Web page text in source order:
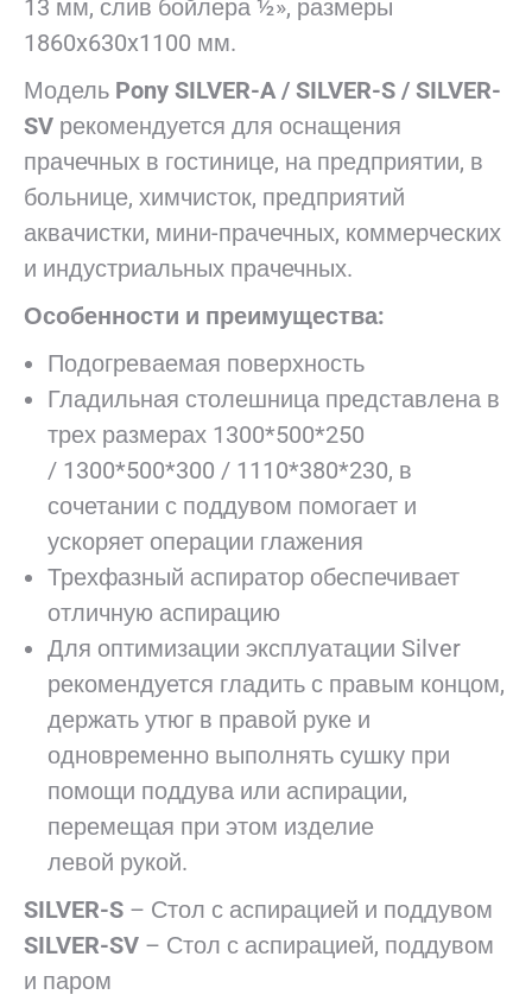
13 мм, слив бойлера ½», размеры
1860x630x1100 мм.
Модель Pony SILVER-A / SILVER-S / SILVER-
SV рекомендуется для оснащения
прачечных в гостинице, на предприятии, в
больнице, химчисток, предприятий
аквачистки, мини-прачечных, коммерческих
и индустриальных прачечных.
Особенности и преимущества:
Подогреваемая поверхность
Гладильная столешница представлена в
трех размерах 1300*500*250
/ 1300*500*300 / 1110*380*230, в
сочетании с поддувом помогает и
ускоряет операции глажения
Трехфазный аспиратор обеспечивает
отличную аспирацию
Для оптимизации эксплуатации Silver
рекомендуется гладить с правым концом,
держать утюг в правой руке и
одновременно выполнять сушку при
помощи поддува или аспирации,
перемещая при этом изделие
левой рукой.
SILVER-S – Стол с аспирацией и поддувом
SILVER-SV – Стол с аспирацией, поддувом
и паром